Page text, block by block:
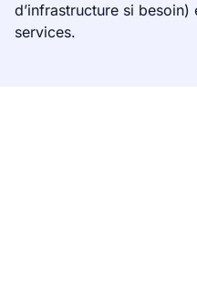
d’infrastructure si
services.